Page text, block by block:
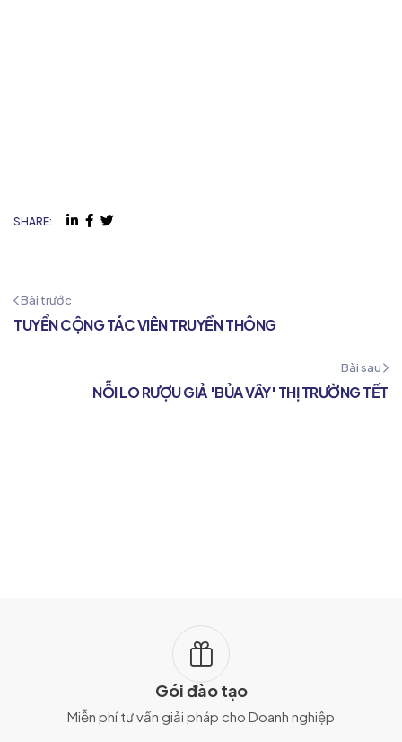
SHARE:
Bài trước
TUYỂN CỘNG TÁC VIÊN TRUYỀN THÔNG
Bài sau
NỖI LO RƯỢU GIẢ 'BỦA VÂY' THỊ TRƯỜNG TẾT
Gói đào tạo
Miễn phí tư vấn giải pháp cho Doanh nghiệp